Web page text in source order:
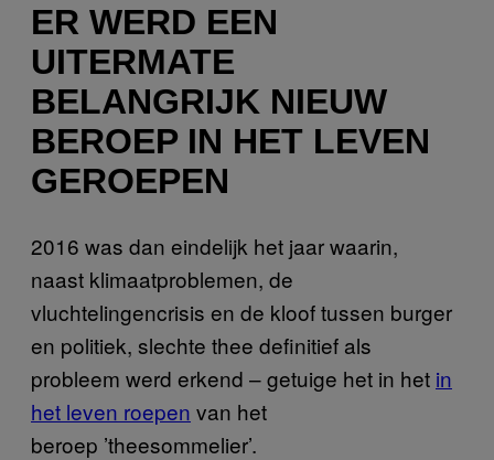
ER WERD EEN
UITERMATE
BELANGRIJK NIEUW
BEROEP IN HET LEVEN
GEROEPEN
2016 was dan eindelijk het jaar waarin,
naast klimaatproblemen, de
vluchtelingencrisis en de kloof tussen burger
en politiek, slechte thee definitief als
probleem werd erkend – getuige het in het in
het leven roepen van het
beroep ’theesommelier’.